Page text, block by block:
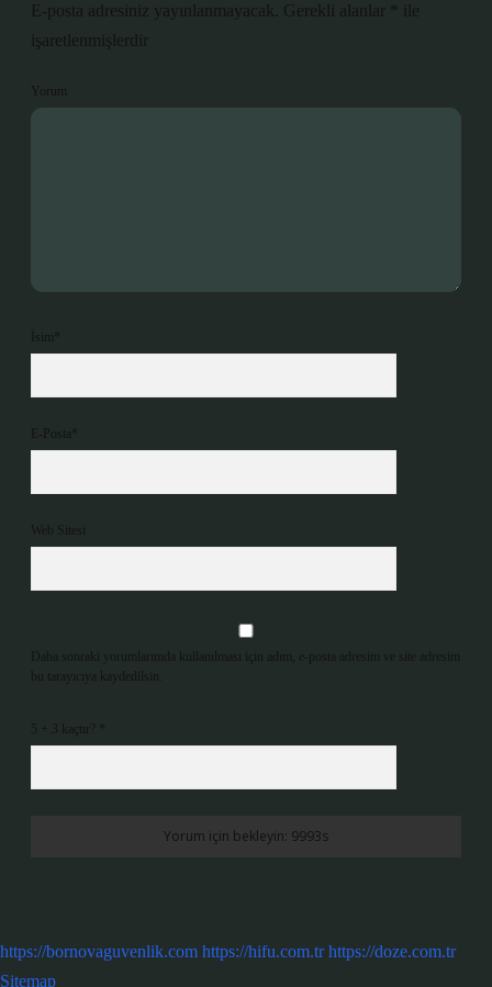
E-posta adresiniz yayınlanmayacak. Gerekli alanlar
ile
işaretlenmişlerdir
Yorum
İsim*
E-Posta*
Web Sitesi
Daha sonraki yorumlarımda kullanılması için adım, e-posta adresim ve site adresim
bu tarayıcıya kaydedilsin.
5 + 3 kaçtır?
https://bornovaguvenlik.com https://hifu.com.tr https://doze.com.tr
Sitemap